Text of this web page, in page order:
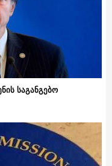
საგანგებო